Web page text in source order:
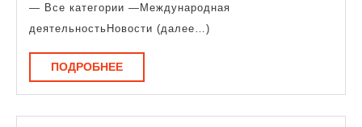
— Все категории —Международная
деятельностьНовости (далее…)
ПОДРОБНЕЕПОДРОБНЕЕ